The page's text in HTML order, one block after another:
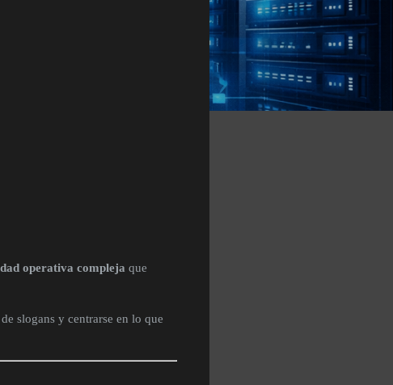
operativa compleja que
slogans y centrarse en lo que